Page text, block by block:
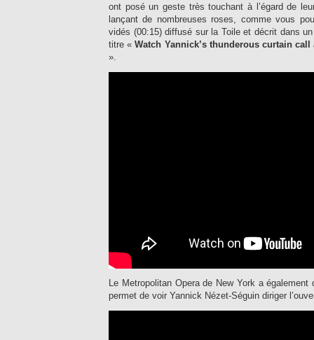
ont posé un geste très touchant à l’égard de
lançant de nombreuses roses, comme vous
vidés (00:15) diffusé sur la Toile et décrit dans
titre «Watch Yannick’s thunderous curtain
».
Le Metropolitan Opera de New York a
permet de voir Yannick Nézet-Séguin diriger